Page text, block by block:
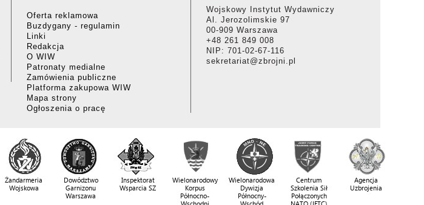
Oferta reklamowa
Buzdygany - regulamin
Linki
Redakcja
O WIW
Patronaty medialne
Zamówienia publiczne
Platforma zakupowa WIW
Mapa strony
Ogłoszenia o pracę
Wojskowy Instytut Wydawniczy
Al. Jerozolimskie 97
00-909 Warszawa
+48 261 849 008
NIP: 701-02-67-116
sekretariat@zbrojni.pl
Żandarmeria
Wojskowa
Dowództwo
Garnizonu
Warszawa
Inspektorat
Wsparcia SZ
Wielonarodowy
Korpus
Północno-
Wielonarodowa
Dywizja
Północny-
Centrum
Szkolenia Sił
Połączonych
Agencja
Uzbrojenia